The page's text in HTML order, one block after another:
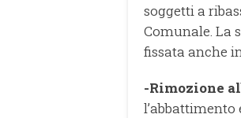
soggetti a
Comunale. La
fissata anche
-Rimozione
l’abbattimento